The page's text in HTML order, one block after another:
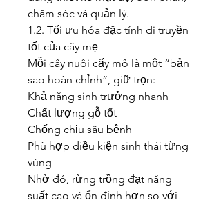
chăm sóc và quản lý.
1.2. Tối ưu hóa đặc tính di truyền
tốt của cây mẹ
Mỗi cây nuôi cấy mô là một “bản
sao hoàn chỉnh”, giữ trọn:
Khả năng sinh trưởng nhanh
Chất lượng gỗ tốt
Chống chịu sâu bệnh
Phù hợp điều kiện sinh thái từng
vùng
Nhờ đó, rừng trồng đạt năng
suất cao và ổn định hơn so với